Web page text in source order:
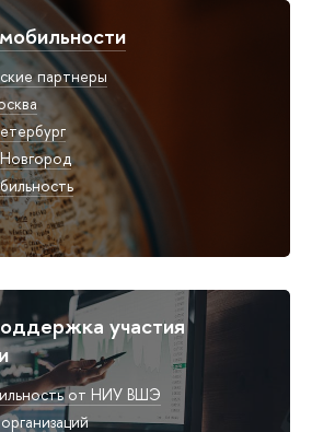
партнеры
участия
от НИУ ВШЭ